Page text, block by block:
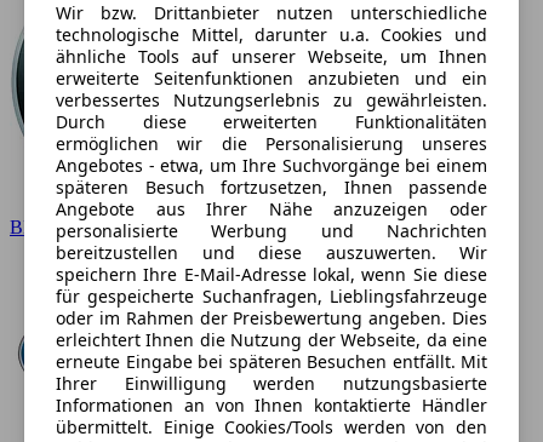
BMW
Wir bzw. Drittanbieter nutzen unterschiedliche
technologische Mittel, darunter u.a. Cookies und
ähnliche Tools auf unserer Webseite, um Ihnen
erweiterte Seitenfunktionen anzubieten und ein
verbessertes Nutzungserlebnis zu gewährleisten.
Durch diese erweiterten Funktionalitäten
ermöglichen wir die Personalisierung unseres
Angebotes - etwa, um Ihre Suchvorgänge bei einem
späteren Besuch fortzusetzen, Ihnen passende
Angebote aus Ihrer Nähe anzuzeigen oder
personalisierte Werbung und Nachrichten
bereitzustellen und diese auszuwerten. Wir
speichern Ihre E-Mail-Adresse lokal, wenn Sie diese
für gespeicherte Suchanfragen, Lieblingsfahrzeuge
oder im Rahmen der Preisbewertung angeben. Dies
erleichtert Ihnen die Nutzung der Webseite, da eine
erneute Eingabe bei späteren Besuchen entfällt. Mit
Ihrer Einwilligung werden nutzungsbasierte
Informationen an von Ihnen kontaktierte Händler
übermittelt. Einige Cookies/Tools werden von den